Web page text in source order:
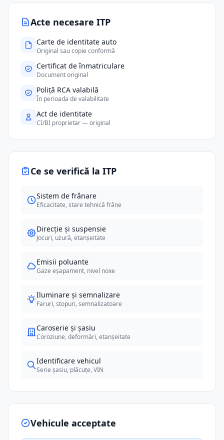
Acte necesare ITP
Carte de identitate auto
Original sau copie conformă
Certificat de înmatriculare
Document original
Poliță RCA valabilă
În perioada de valabilitate
Act de identitate
CI/BI proprietar — original
Ce se verifică la ITP
Sistem de frânare
Eficacitate, stare tehnică frâne
Direcție și suspensie
Jocuri, uzură, etanșeitate
Emisii poluante
Gaze eșapament, nivel noxe
Iluminare și semnalizare
Faruri, stopuri, semnalizatoare
Caroserie și șasiu
Coroziune, deformări, etanșeitate
Identificare vehicul
Serie șasiu, plăcuțe, VIN
Vehicule acceptate